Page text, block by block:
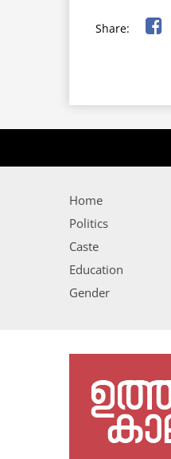
Share:
Home
Politics
Caste
Education
Gender